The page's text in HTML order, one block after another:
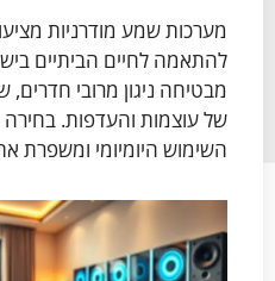
מערכות שמע מודרניות
להתאמה לחיים הביתיים
מבטיחה ניגון מרובי חדרים,
של עוצמות והעדפות.
השימוש היומיומי ומשפרת